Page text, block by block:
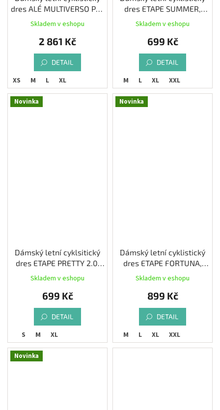
dres ALÉ MULTIVERSO PR-
E, bossanova
Skladem v eshopu
2 861 Kč
DETAIL
XS M L XL
dres ETAPE SUMMER,
bílá/růžová
Skladem v eshopu
699 Kč
DETAIL
M L XL XXL
Novinka
Dámský letní cyklsitický
dres ETAPE PRETTY 2.0,
bílá/růžová
Skladem v eshopu
699 Kč
DETAIL
S M XL
Novinka
Dámský letní cyklistický
dres ETAPE FORTUNA,
magenta/černá
Skladem v eshopu
899 Kč
DETAIL
M L XL XXL
Novinka